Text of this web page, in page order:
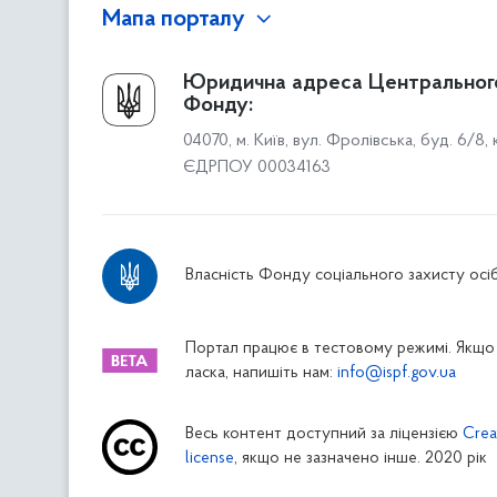
Мапа порталу
Про Фонд
Керівництво
Структура Фонду
Територіальні відділення
Дніпропетровське відділення
Житомирське відділення
Закарпатське відділення
Запорізьке відділення
Івано-Франківське відділення
Юридична адреса
Фонду:
04070, м. Київ, вул. Фролівська, буд. 6/8,
ЄДРПОУ 00034163
Власність Фонду соціального захисту осіб
Портал працює в тестовому режимі. Якщо
ласка, напишіть нам: info@ispf.gov.ua
Весь контент доступний за ліцензією
license, якщо не зазначено інше. 2020 рік